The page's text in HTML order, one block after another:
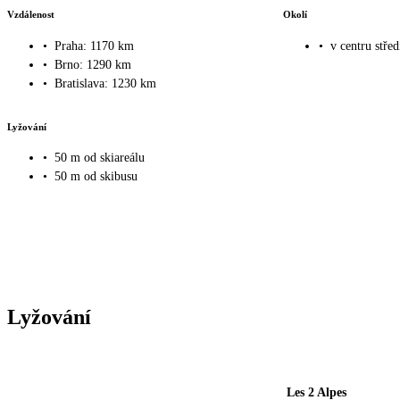
Vzdálenost
• Praha: 1170 km
• Brno: 1290 km
• Bratislava: 1230 km
Okolí
• v centru
Lyžování
• 50 m od skiareálu
• 50 m od skibusu
Lyžování
Les 2 Alpes